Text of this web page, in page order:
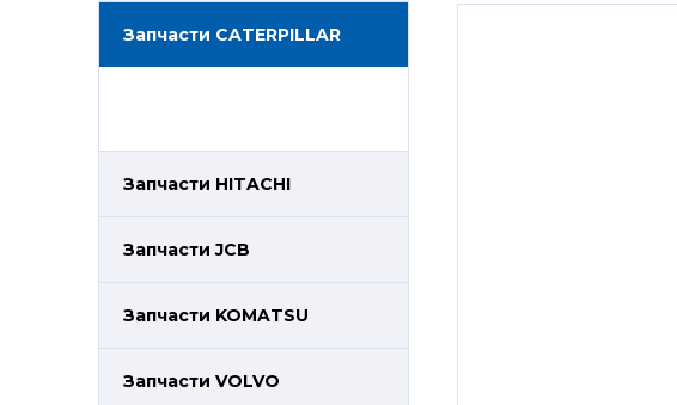
Запчасти CATERPILLAR
Запчасти HITACHI
Запчасти JCB
Запчасти KOMATSU
Запчасти VOLVO